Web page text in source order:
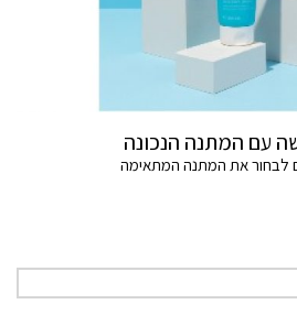
עם המתנה הנכונה
לבחור את המתנה המתאימה